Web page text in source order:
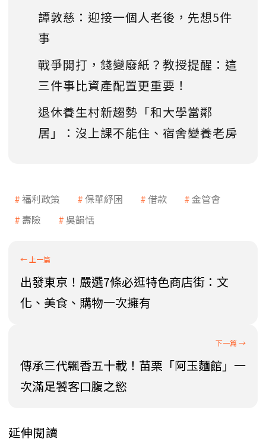
譚敦慈：迎接一個人老後，先想5件
事
戰爭開打，錢變廢紙？教授提醒：這
三件事比資產配置更重要！
退休養生村新趨勢「和大學當鄰
居」：沒上課不能住、宿舍變養老房
福利政策 保單紓困 借款
金管會
壽險
吳韻恬
出發東京！嚴選7條必逛特色商店街：文
化、美食、購物一次擁有
傳承三代飄香五十載！苗栗「阿玉麵館」一
次滿足饕客口腹之慾
延伸閱讀